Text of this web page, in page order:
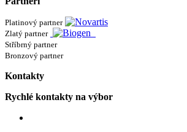
Platinový partner
Zlatý partner
Stříbrný partner
Bronzový partner
Kontakty
Rychlé kontakty na výbor